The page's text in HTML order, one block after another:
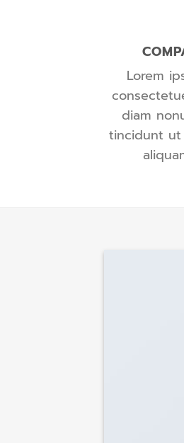
Lorem
diam
tincidunt ut